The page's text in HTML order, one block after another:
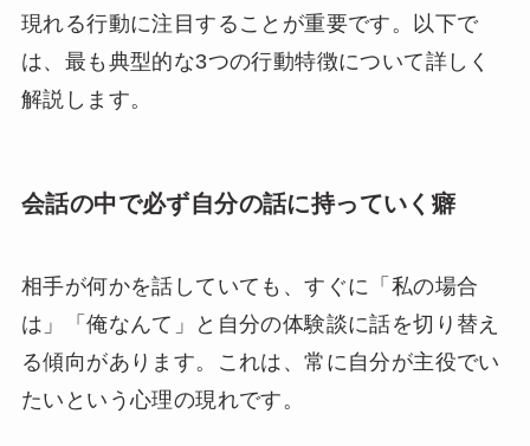
現れる行動に注目することが重要です。以下で
は、最も典型的な3つの行動特徴について詳しく
解説します。
会話の中で必ず自分の話に持っていく癖
相手が何かを話していても、すぐに「私の場合
は」「俺なんて」と自分の体験談に話を切り替え
る傾向があります。これは、常に自分が主役でい
たいという心理の現れです。